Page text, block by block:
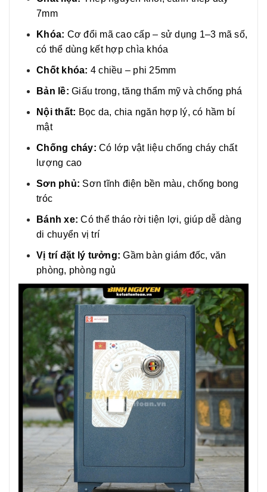
7mm
Khóa: Cơ đổi mã cao cấp – sử dụng 1–3 mã số,
có thể dùng kết hợp chìa khóa
Chốt khóa: 4 chiều – phi 25mm
Bản lề: Giấu trong, tăng thẩm mỹ và chống phá
Nội thất: Bọc da, chia ngăn hợp lý, có hầm bí
mật
Chống cháy: Có lớp vật liệu chống cháy chất
lượng cao
Sơn phủ: Sơn tĩnh điện bền màu, chống bong
tróc
Bánh xe: Có thể tháo rời tiện lợi, giúp dễ dàng
di chuyển vị trí
Vị trí đặt lý tưởng: Gầm bàn giám đốc, văn
phòng, phòng ngủ